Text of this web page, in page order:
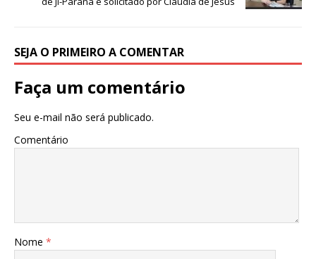
SEJA O PRIMEIRO A COMENTAR
Faça um comentário
Seu e-mail não será publicado.
Comentário
Nome *